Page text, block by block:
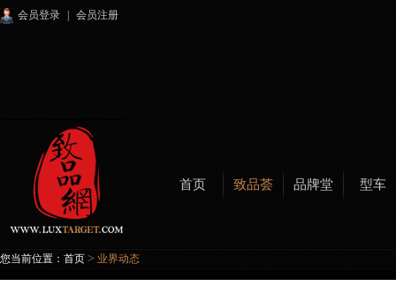
会员登录 会员注册
首页 致品荟 品牌堂 型车
您当前位置： 首页 > 业界动态